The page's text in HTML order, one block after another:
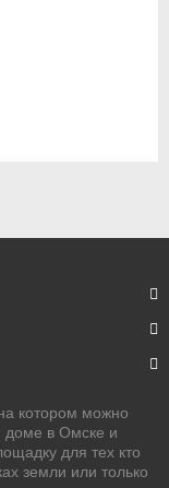
котором можно
доме в Омске и
для тех кто
земли или только